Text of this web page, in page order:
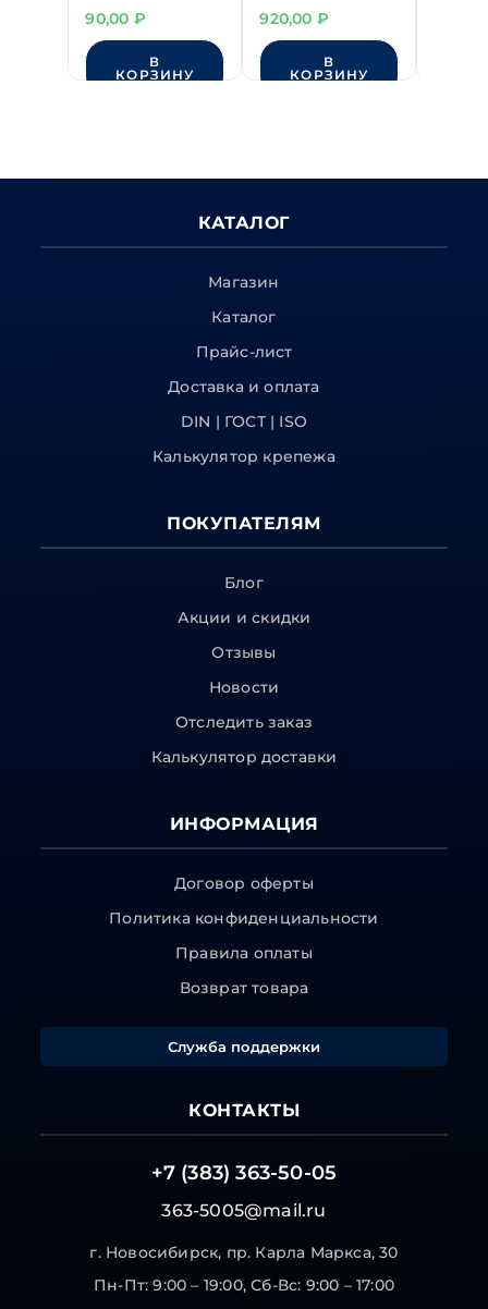
Optimum Line
90,00 ₽
В
КОРЗИНУ
920,00 ₽
В
КОРЗИНУ
КАТАЛОГ
Магазин
Каталог
Прайс-лист
Доставка и оплата
DIN | ГОСТ | ISO
Калькулятор крепежа
ПОКУПАТЕЛЯМ
Блог
Акции и скидки
Отзывы
Новости
Отследить заказ
Калькулятор доставки
ИНФОРМАЦИЯ
Договор оферты
Политика конфиденциальности
Правила оплаты
Возврат товара
Служба поддержки
КОНТАКТЫ
+7 (383) 363-50-05
363-5005@mail.ru
г. Новосибирск, пр. Карла Маркса, 30
Пн-Пт: 9:00 – 19:00, Сб-Вс: 9:00 – 17:00